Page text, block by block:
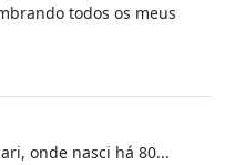
todos os meus
onde nasci há 80...